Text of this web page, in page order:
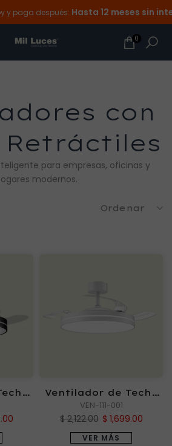
paga después:Hasta 12 meses sin
0
con
Retráctiles
para empresas, oficinas y
modernos.
Ordenar
NG
Ventilador de Techo
TORBELLINO II BN
VEN-111-001
$ 2,122.00 $ 1,699.00
VER MÁS